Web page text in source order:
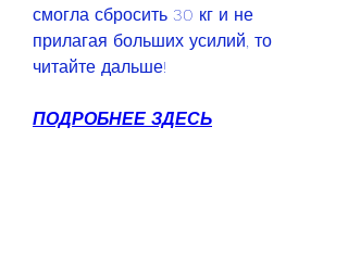
смогла сбросить 30 кг и не
прилагая больших усилий, то
читайте дальше!
ПОДРОБНЕЕ ЗДЕСЬ